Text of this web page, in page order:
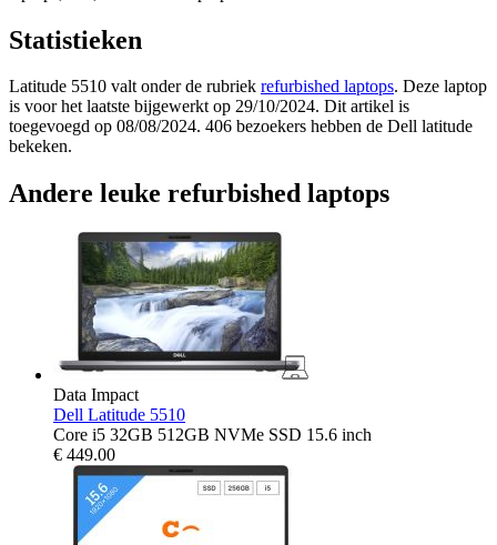
Statistieken
Latitude 5510 valt onder de rubriek refurbished laptops. Deze laptop
is voor het laatste bijgewerkt op 29/10/2024. Dit artikel is
toegevoegd op 08/08/2024. 406 bezoekers hebben de Dell latitude
bekeken.
Andere leuke refurbished laptops
Data Impact
Dell Latitude 5510
Core i5 32GB 512GB NVMe SSD 15.6 inch
€ 449.00